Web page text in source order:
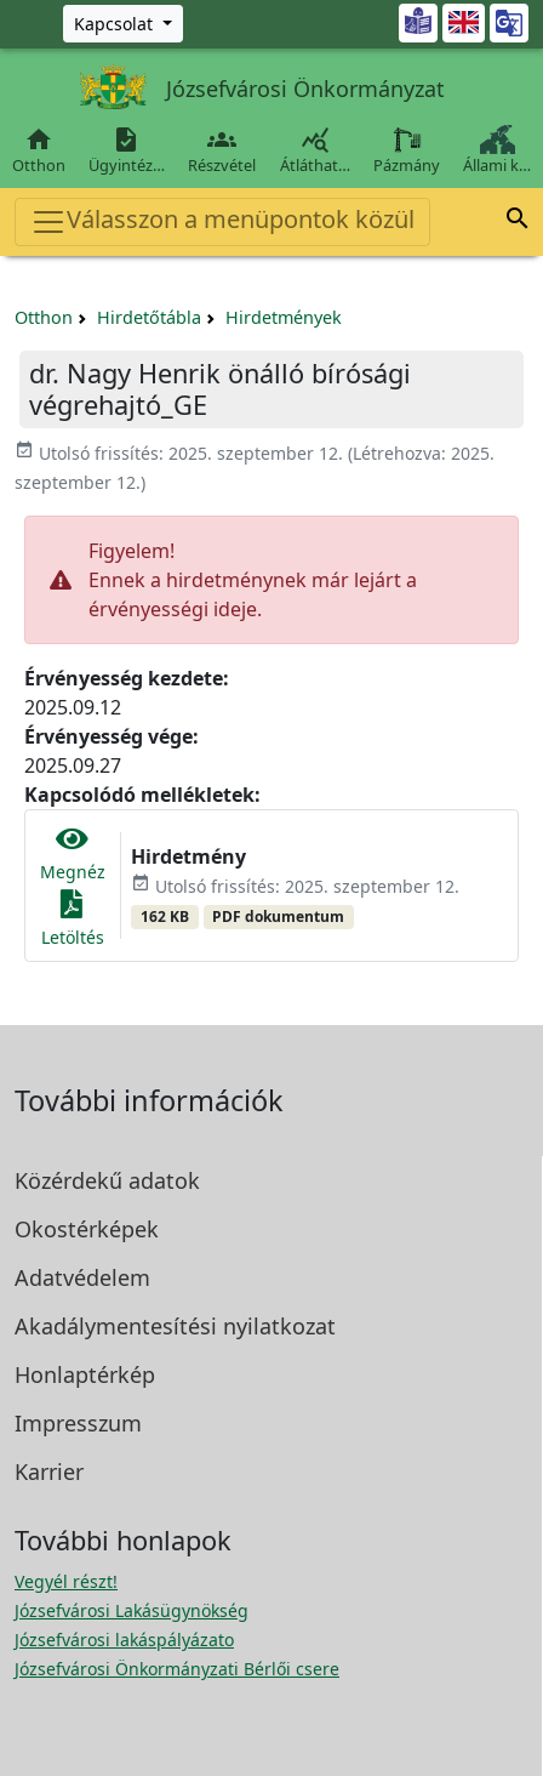
Ugrás a fő tartalomra
Kapcsolat 
Józsefvárosi Önkormányzat

Otthon

Ügyintéz…

Részvétel

Átláthat… Pázmány Állami k…
Válasszon a menüpontok közül 
Otthon Hirdetőtábla Hirdetmények
dr. Nagy Henrik önálló bírósági
végrehajtó_GE
event_available Utolsó frissítés: 2025. szeptember 12. (Létrehozva: 2025.
szeptember 12.)
Figyelem!
Ennek a hirdetménynek már lejárt a
érvényességi ideje.
Érvényesség kezdete:
2025.09.12
Érvényesség vége:
2025.09.27
Kapcsolódó mellékletek:
Megnéz
Letöltés
Hirdetmény
event_available Utolsó frissítés: 2025. szeptember 12.
162 KB PDF dokumentum
További információk
Közérdekű adatok
Okostérképek
Adatvédelem
Akadálymentesítési nyilatkozat
Honlaptérkép
Impresszum
Karrier
További honlapok
Vegyél részt!
Józsefvárosi Lakásügynökség
Józsefvárosi lakáspályázato
Józsefvárosi Önkormányzati Bérlői csere